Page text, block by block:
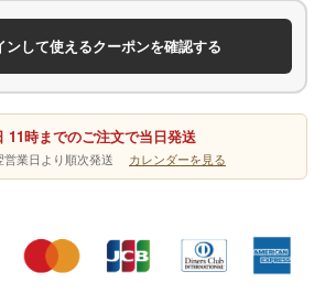
ンして使えるクーポンを確認する
11時までのご注文で当日発送
営業日より順次発送 カレンダーを見る